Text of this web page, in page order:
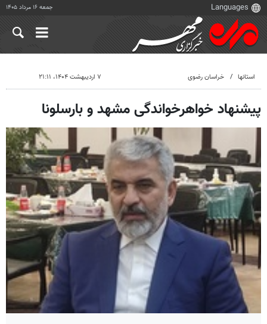
جمعه ۱۶ مرداد ۱۴۰۵
استانها خراسان رضوی ۷ اردیبهشت ۱۴۰۴، ۲۱:۱۱
پیشنهاد خواهرخواندگی مشهد و بارسلونا